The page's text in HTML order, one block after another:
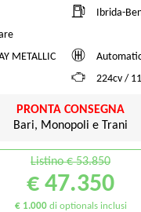
Ibrida-
METALLIC
224cv /
PRONTA CONSEGNA
Bari, Monopoli e Trani
Listino € 53.850
€ 47.350
€ 1.000di optionals inclusi